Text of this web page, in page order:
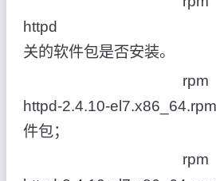
httpd 检查
关的软件包是否安装。
rpm
httpd-2.4.10-
件包；
rpm -